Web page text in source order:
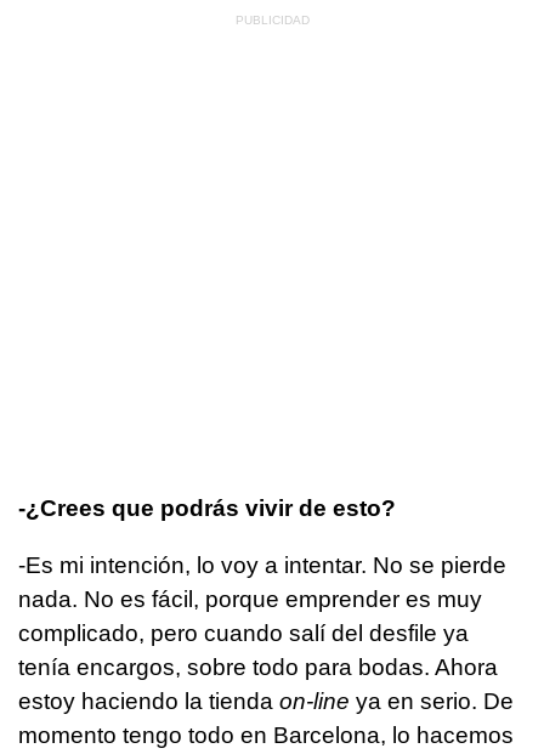
-¿Crees que podrás vivir de esto?
-Es mi intención, lo voy a intentar. No se pierde
nada. No es fácil, porque emprender es muy
complicado, pero cuando salí del desfile ya
tenía encargos, sobre todo para bodas. Ahora
estoy haciendo la tienda on-line ya en serio. De
momento tengo todo en Barcelona, lo hacemos